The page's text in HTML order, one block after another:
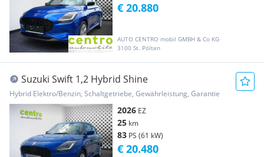
AUTO CENTRO mobil GMBH & Co KG
3100 St. Pölten
€ 20.880
Suzuki Swift 1,2 Hybrid Shine
Hybrid Elektro/Benzin, Schaltgetriebe, Gewährleistung, Garantie
2026 EZ
25 km
83 PS (61 kW)
€ 20.480